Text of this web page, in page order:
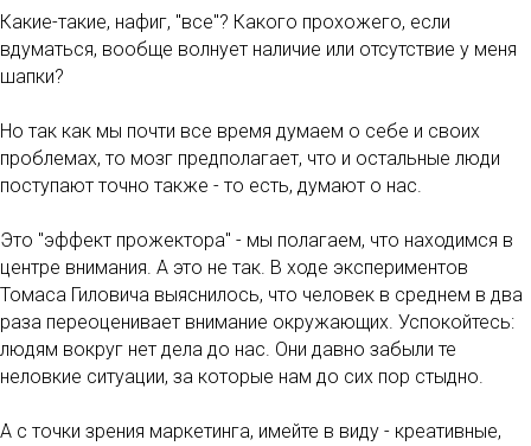
Какие-такие, нафиг, "все"? Какого прохожего, если
вдуматься, вообще волнует наличие или отсутствие у меня
шапки?
Но так как мы почти все время думаем о себе и своих
проблемах, то мозг предполагает, что и остальные люди
поступают точно также - то есть, думают о нас.
Это "эффект прожектора" - мы полагаем, что находимся в
центре внимания. А это не так. В ходе экспериментов
Томаса Гиловича выяснилось, что человек в среднем в два
раза переоценивает внимание окружающих. Успокойтесь:
людям вокруг нет дела до нас. Они давно забыли те
неловкие ситуации, за которые нам до сих пор стыдно.
А с точки зрения маркетинга, имейте в виду - креативные,